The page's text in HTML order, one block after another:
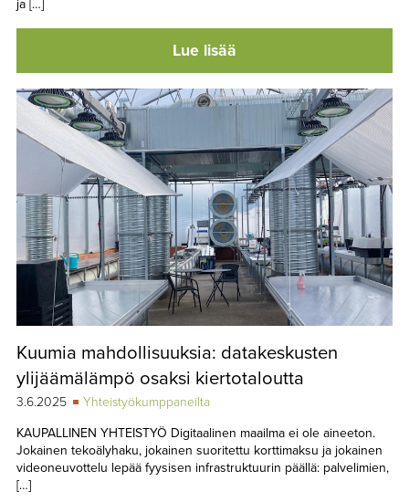
ja […]
Lue lisää
Kuumia mahdollisuuksia: datakeskusten
ylijäämälämpö osaksi kiertotaloutta
3.6.2025
Yhteistyökumppaneilta
KAUPALLINEN YHTEISTYÖ Digitaalinen maailma ei ole aineeton.
Jokainen tekoälyhaku, jokainen suoritettu korttimaksu ja jokainen
videoneuvottelu lepää fyysisen infrastruktuurin päällä: palvelimien,
[…]